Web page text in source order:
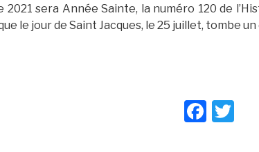
2021 sera Année Sainte, la numéro 120 de
le jour de Saint Jacques, le 25 juillet, tombe un
F